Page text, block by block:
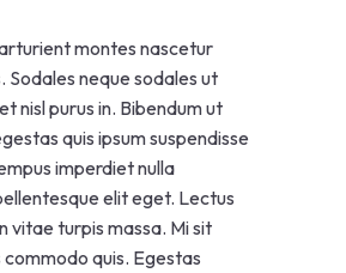
montes nascetur
Sodales neque sodales ut
nisl purus in. Bibendum ut
quis ipsum suspendisse
imperdiet nulla
elit eget. Lectus
vitae turpis massa. Mi sit
quis. Egestas